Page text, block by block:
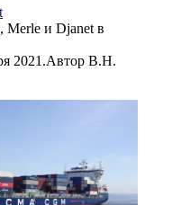
Merle и Djanet в
2021.Автор В.Н.